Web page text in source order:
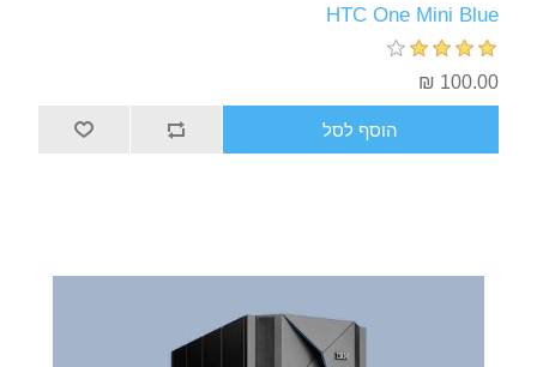
HTC One Mini Blue
100.00 ₪
הוסף לסל